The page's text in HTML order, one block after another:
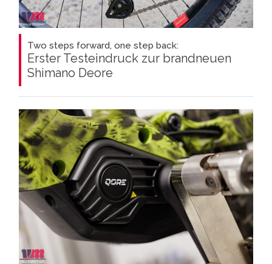
Two steps forward, one step back:
Erster Testeindruck zur brandneuen
Shimano Deore